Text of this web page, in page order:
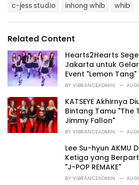
r
i
e
s
:
:
c-jess studio inhong whib whib
Related Content
Hearts2Hearts
Jakarta untuk
Event "Lemon Tang"
BY VIBRANCEADMIN
KATSEYE Akhirnya
Bintang Tamu "The
Jimmy Fallon"
BY VIBRANCEADMIN
Lee Su-hyun AKMU
Ketiga yang
"J-POP REMAKE"
BY VIBRANCEADMIN